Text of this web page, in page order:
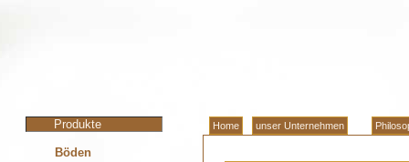
Produkte Home unser Unternehmen
Böden